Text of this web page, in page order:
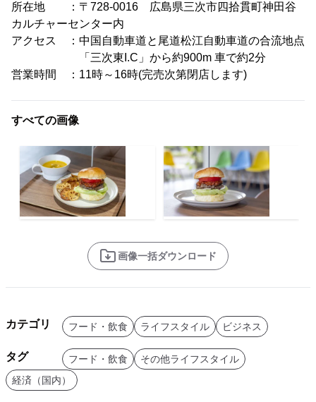
所在地 ：〒728-0016 広島県三次市四拾貫町神田谷
カルチャーセンター内
アクセス ：中国自動車道と尾道松江自動車道の合流地点
「三次東I.C」から約900m 車で約2分
営業時間 ：11時～16時(完売次第閉店します)
すべての画像
画像一括ダウンロード
カテゴリ フード・飲食 ライフスタイル ビジネス
タグ フード・飲食
その他ライフスタイル
経済（国内）